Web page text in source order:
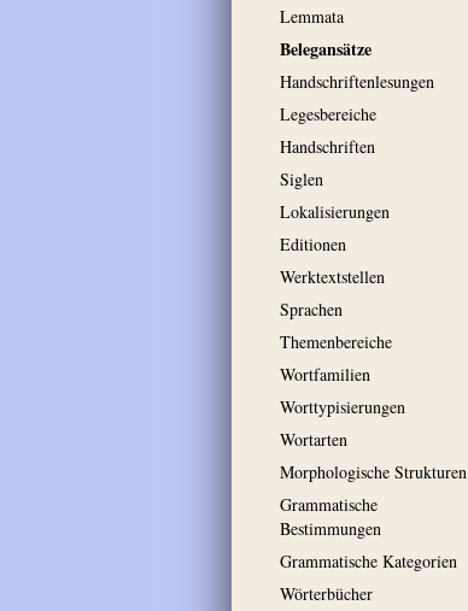
Lemmata
Belegansätze
Handschriftenlesungen
Legesbereiche
Handschriften
Siglen
Lokalisierungen
Editionen
Werktextstellen
Sprachen
Themenbereiche
Wortfamilien
Worttypisierungen
Wortarten
Morphologische Strukturen
Grammatische
Bestimmungen
Grammatische Kategorien
Wörterbücher